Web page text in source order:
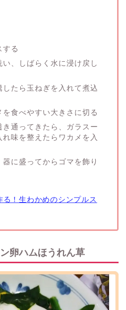
する
、しばらく水に浸け戻し
たら玉ねぎを入れて煮込
食べやすい大きさに切る
き通ってきたら、ガラスー
味を整えたらワカメを入
器に盛ってからゴマを飾り
る！生わかめのシンプルス
卵ハムほうれん草